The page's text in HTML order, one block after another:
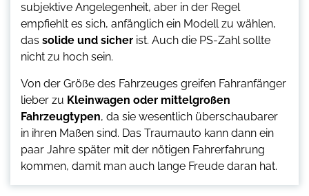
subjektive Angelegenheit, aber in der Regel
empfiehlt es sich, anfänglich ein Modell zu wählen,
das solide und sicher ist. Auch die PS-Zahl sollte
nicht zu hoch sein.
Von der Größe des Fahrzeuges greifen Fahranfänger
lieber zu Kleinwagen oder mittelgroßen
Fahrzeugtypen, da sie wesentlich überschaubarer
in ihren Maßen sind. Das Traumauto kann dann ein
paar Jahre später mit der nötigen Fahrerfahrung
kommen, damit man auch lange Freude daran hat.